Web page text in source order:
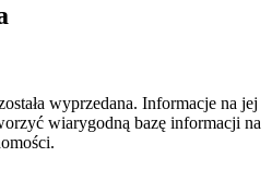
wyprzedana. Informacje na jej
wiarygodną bazę informacji na